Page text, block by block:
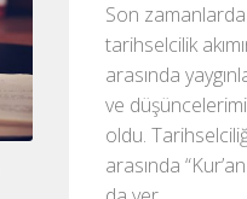
Son zamanlarda
tarihselcilik
arasında
ve
oldu.
arasında